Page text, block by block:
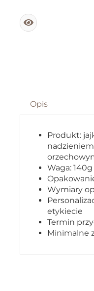
Opis
Produkt:
Waga: 140g
Wymiary
etykiecie
Termin
Minimalne